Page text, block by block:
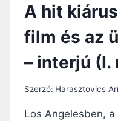
A hit
film és az
– interjú (I.
Szerző: Harasztovics
Los Angelesben,